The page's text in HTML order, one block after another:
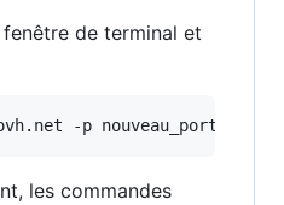
de terminal et
-p nouveau_port
les commandes